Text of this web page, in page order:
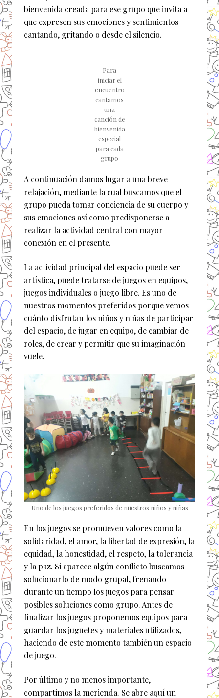
bienvenida creada para ese grupo que invita a
que expresen sus emociones y sentimientos
cantando, gritando o desde el silencio.
Para
iniciar el
encuentro
cantamos
una
canción de
bienvenida
especial
para cada
grupo
A continuación damos lugar a una breve
relajación, mediante la cual buscamos que el
grupo pueda tomar conciencia de su cuerpo y
sus emociones así como predisponerse a
realizar la actividad central con mayor
conexión en el presente.
La actividad principal del espacio puede ser
artística, puede tratarse de juegos en equipos,
juegos individuales o juego libre. Es uno de
nuestros momentos preferidos porque vemos
cuánto disfrutan los niños y niñas de participar
del espacio, de jugar en equipo, de cambiar de
roles, de crear y permitir que su imaginación
vuele.
Uno de los juegos preferidos de nuestros niños y niñas
En los juegos se promueven valores como la
solidaridad, el amor, la libertad de expresión, la
equidad, la honestidad, el respeto, la tolerancia
y la paz. Si aparece algún conflicto buscamos
solucionarlo de modo grupal, frenando
durante un tiempo los juegos para pensar
posibles soluciones como grupo. Antes de
finalizar los juegos proponemos equipos para
guardar los juguetes y materiales utilizados,
haciendo de este momento también un espacio
de juego.
Por último y no menos importante,
compartimos la merienda. Se abre aquí un